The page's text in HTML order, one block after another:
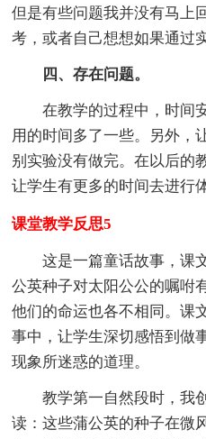
但是有些问题我并没有马上
考，或者自己想想如果通过
四、存在问题。
在教学的过程中，时间安
用的时间多了一些。另外，
别实验没有做完。在以后的
让学生有更多的时间去进行
课堂教学反思5
这是一篇童话故事，课
公英种子对太阳公公的嘱咐
他们的命运也各不相同。课
事中，让学生深切感悟到做
现象所迷惑的道理。
教学第一自然段时，我创
读：这些蒲公英的种子在微